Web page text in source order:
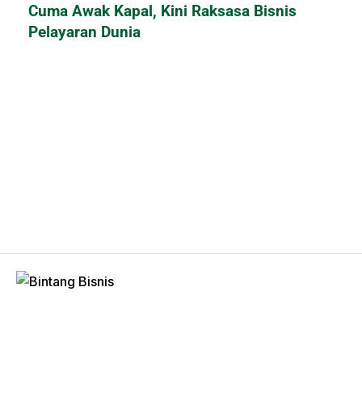
Cuma Awak Kapal, Kini Raksasa Bisnis
Pelayaran Dunia